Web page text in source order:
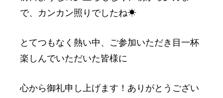
で、カンカン照りでしたね☀
とてつもなく熱い中、ご参加いただき目一杯
楽しんでいただいた皆様に
心から御礼申し上げます！ありがとうござい